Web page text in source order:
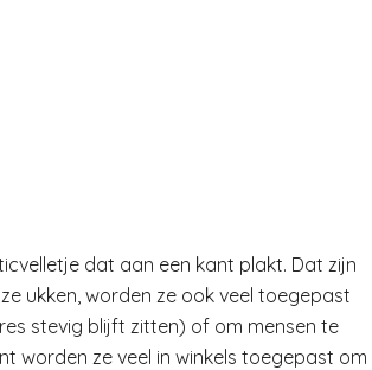
dat aan een kant plakt. Dat zijn
ukken, worden ze ook veel toegepast
stevig blijft zitten) of om mensen te
worden ze veel in winkels toegepast om